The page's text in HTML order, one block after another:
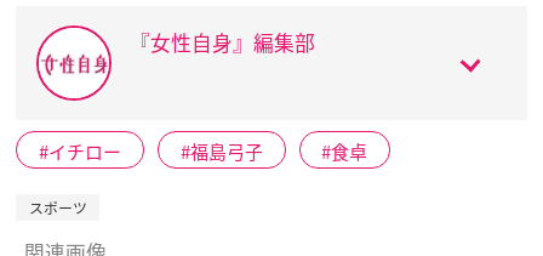
『女性自身』編集部
イチロー 福島弓子 食卓
スポーツ